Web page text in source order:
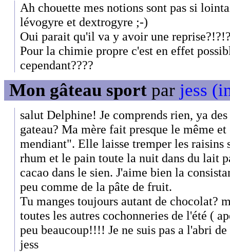
Ah chouette mes notions sont pas si
lévogyre et dextrogyre ;-)
Oui parait qu'il va y avoir une
Pour la chimie propre c'est en effet
cependant????
Mon gâteau sport par jess
salut Delphine! Je comprends rien, ya
gateau? Ma mère fait presque le même
mendiant". Elle laisse tremper les raisins
rhum et le pain toute la nuit dans du lait
cacao dans le sien. J'aime bien la
peu comme de la pâte de fruit.
Tu manges toujours autant de chocolat?
toutes les autres cochonneries de l'été (
peu beaucoup!!!! Je ne suis pas a l'abri
jess